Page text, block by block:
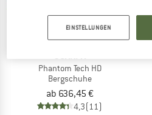
SCARPA
Phantom Tech HD
Bergschuhe
ab 636,45 €
4,3(11)
EINSTELLUNGEN